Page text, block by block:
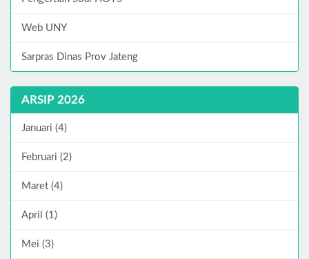
Web UNY
Sarpras Dinas Prov Jateng
ARSIP 2026
Januari (4)
Februari (2)
Maret (4)
April (1)
Mei (3)